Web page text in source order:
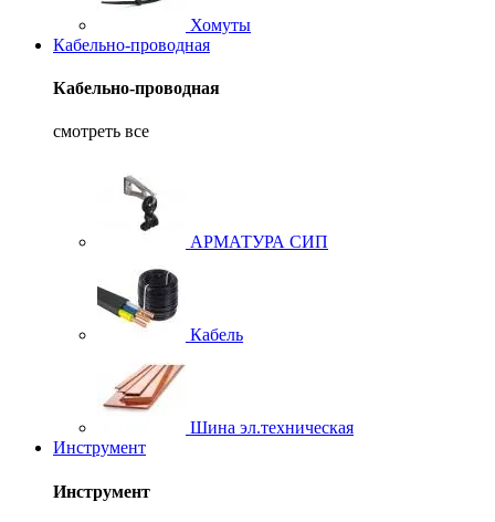
Хомуты
Кабельно-проводная
Кабельно-проводная
смотреть все
АРМАТУРА СИП
Кабель
Шина эл.техническая
Инструмент
Инструмент